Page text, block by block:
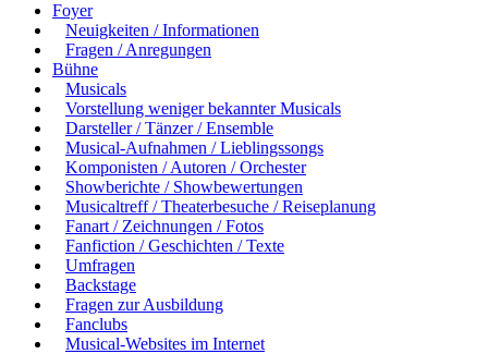
Foyer
Neuigkeiten / Informationen
Fragen / Anregungen
Bühne
Musicals
Vorstellung weniger bekannter Musicals
Darsteller / Tänzer / Ensemble
Musical-Aufnahmen / Lieblingssongs
Komponisten / Autoren / Orchester
Showberichte / Showbewertungen
Musicaltreff / Theaterbesuche / Reiseplanung
Fanart / Zeichnungen / Fotos
Fanfiction / Geschichten / Texte
Umfragen
Backstage
Fragen zur Ausbildung
Fanclubs
Musical-Websites im Internet